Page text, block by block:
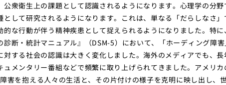
衆衛生上の課題として認識されるようになります。心理学の分
して研究されるようになります。これは、単なる「だらしなさ
な行動が伴う精神疾患として捉えられるようになりました。特
断・統計マニュアル』（DSM-5）において、「ホーディング障
対する社会の認識は大きく変化しました。海外のメディアでも、
ュメンタリー番組などで頻繁に取り上げられてきました。アメリ
害を抱える人々の生活と、その片付けの様子を克明に映し出し、